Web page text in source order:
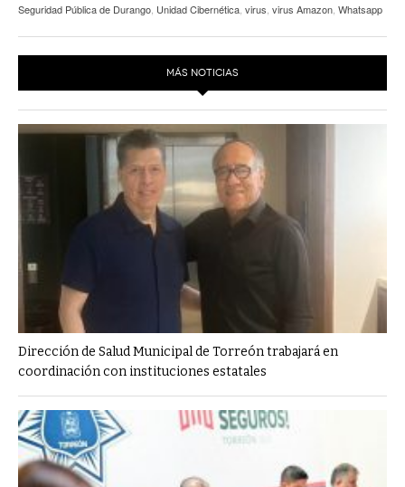
Seguridad Pública de Durango Unidad Cibernética virus virus Amazon Whatsapp
MÁS NOTICIAS
Dirección de Salud Municipal de Torreón trabajará en
coordinación con instituciones estatales